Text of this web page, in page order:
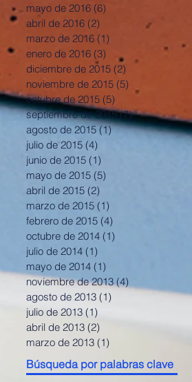
mayo de 2016 (6)
abril de 2016 (2) 2 entradas
marzo de 2016 (1)
enero de 2016 (3)
diciembre de 2015 (2)
noviembre de 2015 (5)
octubre de 2015 (5)
septiembre de 2015 (7)7 entradas
agosto de 2015 (1)1 entrada
julio de 2015 (4)
junio de 2015 (1)
mayo de 2015 (5)
abril de 2015 (2)
marzo de 2015 (1)
febrero de 2015 (4)
octubre de 2014 (1)
julio de 2014 (1)
mayo de 2014 (1)
noviembre de 2013 (4)
agosto de 2013 (1)
julio de 2013 (1)
abril de 2013 (2)
marzo de 2013 (1)
Búsqueda por palabras clave